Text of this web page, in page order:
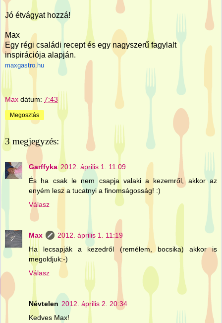
Jó étvágyat hozzá!
Max
Egy régi családi recept és egy nagyszerű fagylalt
inspirációja alapján.
maxgastro.hu
Max dátum: 7:43
Megosztás
3 megjegyzés:
Garffyka 2012. április 1. 11:09
És ha csak le nem csapja valaki a kezemről, akkor az
enyém lesz a tucatnyi a finomságosság! :)
Válasz
Max
2012. április 1. 11:19
Ha lecsapják a kezedről (remélem, bocsika) akkor is
megoldjuk:-)
Válasz
Névtelen 2012. április 2. 20:34
Kedves Max!